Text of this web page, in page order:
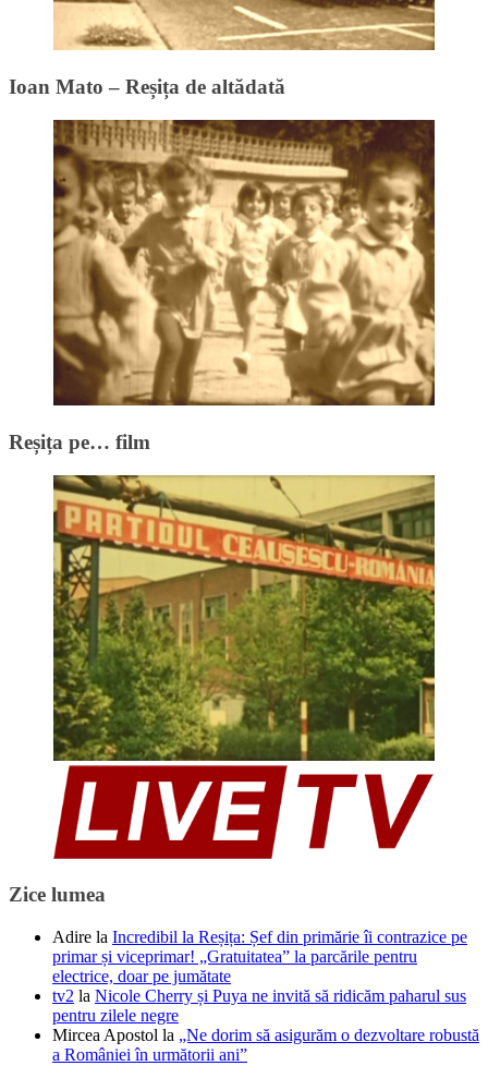
Ioan Mato – Reșița de altădată
Reșița pe… film
Zice lumea
Adire la Incredibil la Reșița: Șef din primărie îi contrazice pe
primar și viceprimar! „Gratuitatea” la parcările pentru
electrice, doar pe jumătate
tv2 la Nicole Cherry și Puya ne invită să ridicăm paharul sus
pentru zilele negre
Mircea Apostol la „Ne dorim să asigurăm o dezvoltare robustă
a României în următorii ani”